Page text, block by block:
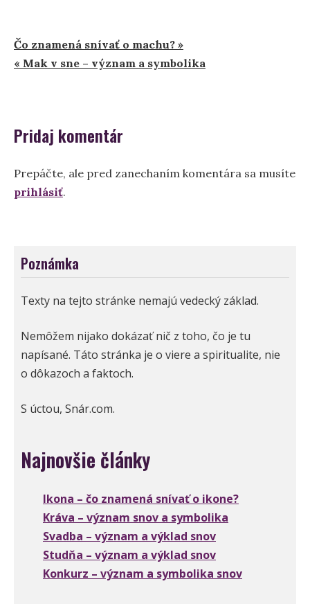
Navigácia
v
Čo znamená snívať o machu? »
« Mak v sne – význam a symbolika
Pridaj komentár
Prepáčte, ale pred zanechaním komentára sa musíte
prihlásiť.
Poznámka
Texty na tejto stránke nemajú vedecký základ.
Nemôžem nijako dokázať nič z toho, čo je tu
napísané. Táto stránka je o viere a spiritualite, nie
o dôkazoch a faktoch.
S úctou, Snár.com.
Najnovšie články
Ikona – čo znamená snívať o ikone?
Kráva – význam snov a symbolika
Svadba – význam a výklad snov
Studňa – význam a výklad snov
Konkurz – význam a symbolika snov